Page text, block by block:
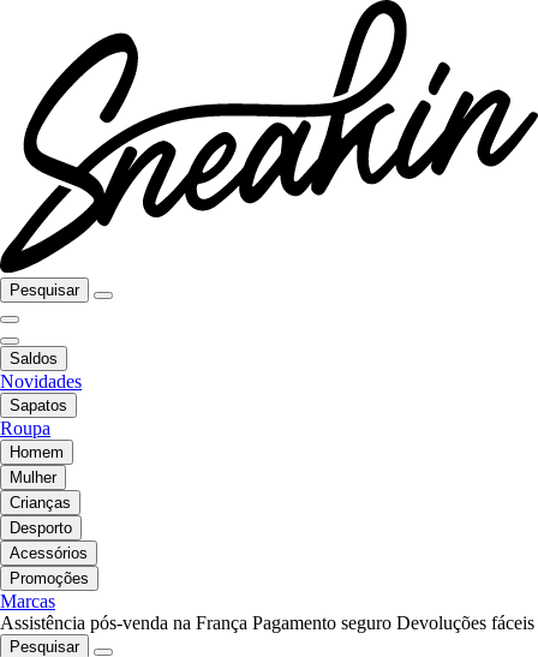
Pesquisar
Saldos
Novidades
Sapatos
Roupa
Homem
Mulher
Crianças
Desporto
Acessórios
Promoções
Marcas
Assistência pós-venda na França Pagamento seguro Devoluções fáceis
Pesquisar